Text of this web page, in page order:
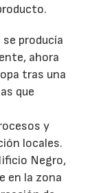
producía
ahora
tras una
que
y
locales.
Negro,
en la zona